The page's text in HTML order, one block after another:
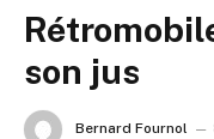
son jus
Bernard Fournol